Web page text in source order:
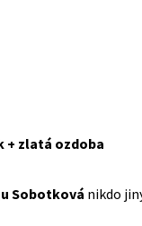
+ zlatá ozdoba
Sobotková nikdo